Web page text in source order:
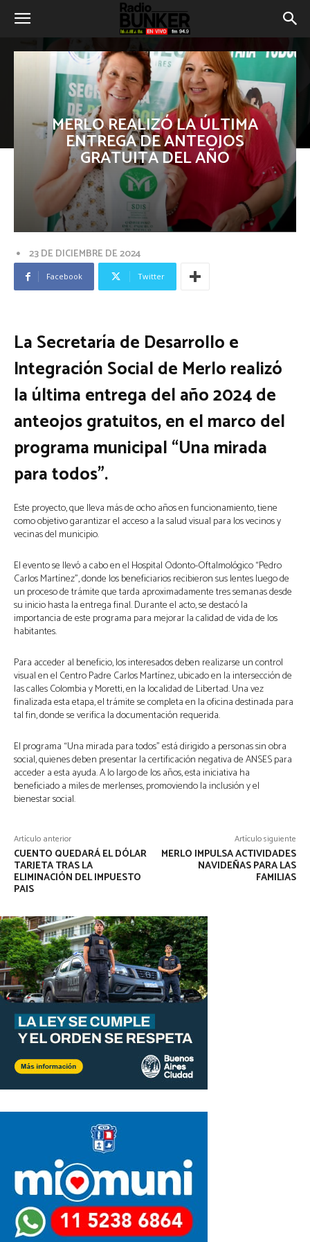
MERLO REALIZÓ LA ÚLTIMA
ENTREGA DE ANTEOJOS
GRATUITA DEL AÑO
23 DE DICIEMBRE DE 2024
Facebook Twitter
La Secretaría de Desarrollo e
Integración Social de Merlo realizó
la última entrega del año 2024 de
anteojos gratuitos, en el marco del
programa municipal “Una mirada
para todos”.
Este proyecto, que lleva más de ocho años en funcionamiento, tiene
como objetivo garantizar el acceso a la salud visual para los vecinos y
vecinas del municipio.
El evento se llevó a cabo en el Hospital Odonto-Oftalmológico “Pedro
Carlos Martínez”, donde los beneficiarios recibieron sus lentes luego de
un proceso de trámite que tarda aproximadamente tres semanas desde
su inicio hasta la entrega final. Durante el acto, se destacó la
importancia de este programa para mejorar la calidad de vida de los
habitantes.
Para acceder al beneficio, los interesados deben realizarse un control
visual en el Centro Padre Carlos Martínez, ubicado en la intersección de
las calles Colombia y Moretti, en la localidad de Libertad. Una vez
finalizada esta etapa, el trámite se completa en la oficina destinada para
tal fin, donde se verifica la documentación requerida.
El programa “Una mirada para todos” está dirigido a personas sin obra
social, quienes deben presentar la certificación negativa de ANSES para
acceder a esta ayuda. A lo largo de los años, esta iniciativa ha
beneficiado a miles de merlenses, promoviendo la inclusión y el
bienestar social.
Artículo anterior
CUENTO QUEDARÁ EL DÓLAR
TARJETA TRAS LA
ELIMINACIÓN DEL IMPUESTO
PAIS
Artículo siguiente
MERLO IMPULSA ACTIVIDADES
NAVIDEÑAS PARA LAS
FAMILIAS